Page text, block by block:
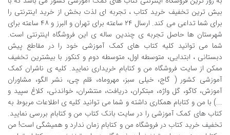
بیش ترین تخفیف خرید کتاب ، تجربه ای لذت بخش از خرید اینترنتی را
برای شما تداعی می کند. ارسال ٢٤ ساعته برای تهران و البرز و ٤٨ ساعته برای
شهرستان ها حاصل تجربه ی چندین ساله ی این فروشگاه اینترنتی است.
شما می توانید کلیه کتاب های کمک آموزشی خود را در مقاطع پیش
دبستانی ، ابتدایی، متوسطه اول، متوسطه دوم و کنکور با بیشترین تخفیف
ممکن از سایت فروشگاه من و کتابام خریداری نمایید. کلیه ی ناشران کمک
آموزشی کشور ( گاج، خیلی سبز، مهروماه، قلم چی، نشر الگو، مشاوران
آموزش، کاگو، گل واژه، مبتکران، دریافت، منتشران، خواندنی، کلاغ سپید و
...) با من و کتابام همکاری داشته و شما می توانید کلیه ی اطلاعات مربوط به
کتاب های کمک آموزشی را در سایت بانک کتاب من و کتابام بررسی نمایید.
تخفیف خرید کتاب در فروشگاه من و کتابام زمان ندارد و همیشگی است! من